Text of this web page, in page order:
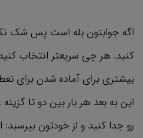
اگه جوابتون بله است پس شک
کنید. هر چی سریعتر انتخاب
بیشتری برای آماده شدن برای
این به بعد هر بار بین دو تا
رو جدا کنید و از خودتون بپرسید: